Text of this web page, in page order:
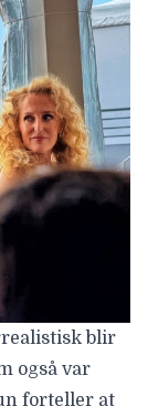
blir
også var
forteller at